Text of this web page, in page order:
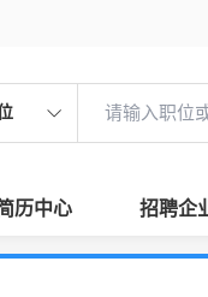
历中心 招聘企